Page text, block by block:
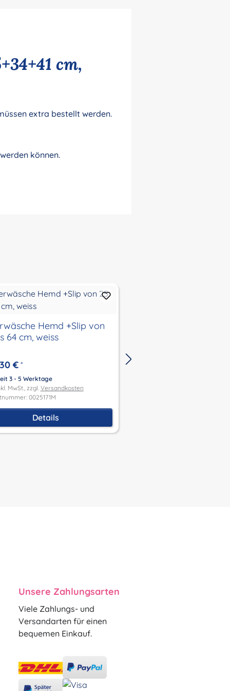
cm,
extra bestellt werden.
können.
Hemd +Slip von
64 cm, weiss
€*
3 - 5 Werktage
MwSt., zzgl. Versandkosten
0025171M
Details
Unsere Zahlungsarten
Viele Zahlungs- und
Versandarten für einen
bequemen Einkauf.